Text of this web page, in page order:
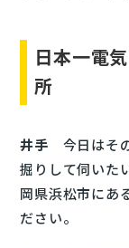
日本一電
所
井手 今日はそ
掘りして伺いた
岡県浜松市にあ
ださい。